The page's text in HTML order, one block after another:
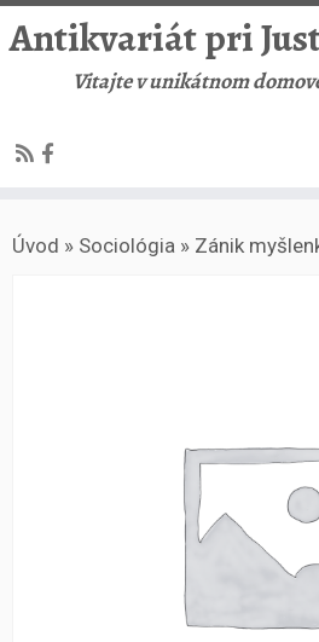
to
Antikvariát pri
Vitajte v unikátnom
Úvod » Sociológia » Zánik